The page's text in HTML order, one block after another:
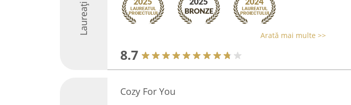
Laureați Arată mai multe >>
8.7
Cozy For You